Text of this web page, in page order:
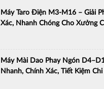
Máy Taro Điện M3-M16 – Giải
Xác, Nhanh Chóng Cho Xưởng
Máy Mài Dao Phay Ngón
Nhanh, Chính Xác, Tiết Kiệm Chi